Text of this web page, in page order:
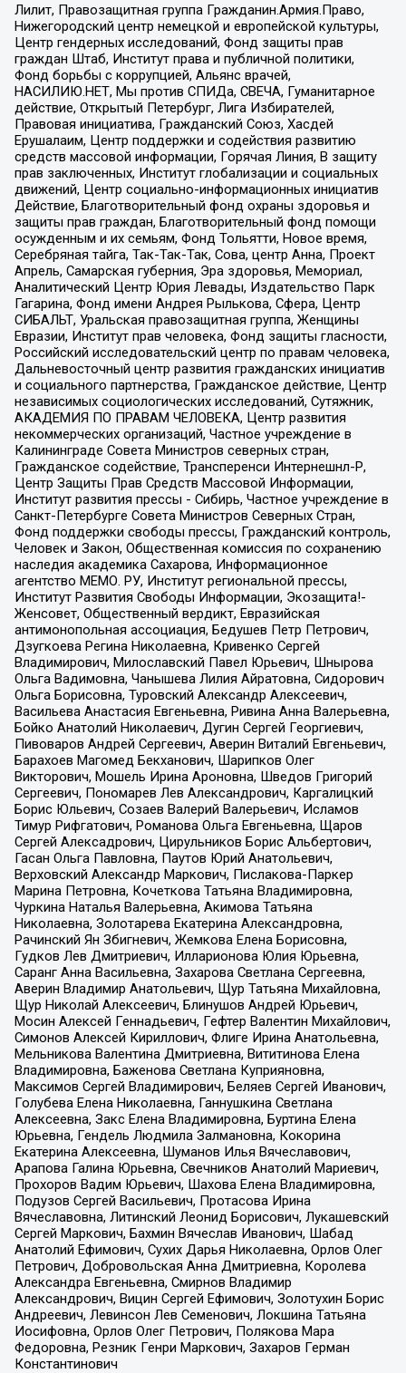
Лилит, Правозащитная группа Гражданин.Армия.Право,
Нижегородский центр немецкой и европейской культуры,
Центр гендерных исследований, Фонд защиты прав
граждан Штаб, Институт права и публичной политики,
Фонд борьбы с коррупцией, Альянс врачей,
НАСИЛИЮ.НЕТ, Мы против СПИДа, СВЕЧА, Гуманитарное
действие, Открытый Петербург, Лига Избирателей,
Правовая инициатива, Гражданский Союз, Хасдей
Ерушалаим, Центр поддержки и содействия развитию
средств массовой информации, Горячая Линия, В защиту
прав заключенных, Институт глобализации и социальных
движений, Центр социально-информационных инициатив
Действие, Благотворительный фонд охраны здоровья и
защиты прав граждан, Благотворительный фонд помощи
осужденным и их семьям, Фонд Тольятти, Новое время,
Серебряная тайга, Так-Так-Так, Сова, центр Анна, Проект
Апрель, Самарская губерния, Эра здоровья, Мемориал,
Аналитический Центр Юрия Левады, Издательство Парк
Гагарина, Фонд имени Андрея Рылькова, Сфера, Центр
СИБАЛЬТ, Уральская правозащитная группа, Женщины
Евразии, Институт прав человека, Фонд защиты гласности,
Российский исследовательский центр по правам человека,
Дальневосточный центр развития гражданских инициатив
и социального партнерства, Гражданское действие, Центр
независимых социологических исследований, Сутяжник,
АКАДЕМИЯ ПО ПРАВАМ ЧЕЛОВЕКА, Центр развития
некоммерческих организаций, Частное учреждение в
Калининграде Совета Министров северных стран,
Гражданское содействие, Трансперенси Интернешнл-Р,
Центр Защиты Прав Средств Массовой Информации,
Институт развития прессы - Сибирь, Частное учреждение в
Санкт-Петербурге Совета Министров Северных Стран,
Фонд поддержки свободы прессы, Гражданский контроль,
Человек и Закон, Общественная комиссия по сохранению
наследия академика Сахарова, Информационное
агентство МЕМО. РУ, Институт региональной прессы,
Институт Развития Свободы Информации, Экозащита!-
Женсовет, Общественный вердикт, Евразийская
антимонопольная ассоциация, Бедушев Петр Петрович,
Дзугкоева Регина Николаевна, Кривенко Сергей
Владимирович, Милославский Павел Юрьевич, Шнырова
Ольга Вадимовна, Чанышева Лилия Айратовна, Сидорович
Ольга Борисовна, Туровский Александр Алексеевич,
Васильева Анастасия Евгеньевна, Ривина Анна Валерьевна,
Бойко Анатолий Николаевич, Дугин Сергей Георгиевич,
Пивоваров Андрей Сергеевич, Аверин Виталий Евгеньевич,
Барахоев Магомед Бекханович, Шарипков Олег
Викторович, Мошель Ирина Ароновна, Шведов Григорий
Сергеевич, Пономарев Лев Александрович, Каргалицкий
Борис Юльевич, Созаев Валерий Валерьевич, Исламов
Тимур Рифгатович, Романова Ольга Евгеньевна, Щаров
Сергей Алексадрович, Цирульников Борис Альбертович,
Гасан Ольга Павловна, Паутов Юрий Анатольевич,
Верховский Александр Маркович, Пислакова-Паркер
Марина Петровна, Кочеткова Татьяна Владимировна,
Чуркина Наталья Валерьевна, Акимова Татьяна
Николаевна, Золотарева Екатерина Александровна,
Рачинский Ян Збигневич, Жемкова Елена Борисовна,
Гудков Лев Дмитриевич, Илларионова Юлия Юрьевна,
Саранг Анна Васильевна, Захарова Светлана Сергеевна,
Аверин Владимир Анатольевич, Щур Татьяна Михайловна,
Щур Николай Алексеевич, Блинушов Андрей Юрьевич,
Мосин Алексей Геннадьевич, Гефтер Валентин Михайлович,
Симонов Алексей Кириллович, Флиге Ирина Анатольевна,
Мельникова Валентина Дмитриевна, Вититинова Елена
Владимировна, Баженова Светлана Куприяновна,
Максимов Сергей Владимирович, Беляев Сергей Иванович,
Голубева Елена Николаевна, Ганнушкина Светлана
Алексеевна, Закс Елена Владимировна, Буртина Елена
Юрьевна, Гендель Людмила Залмановна, Кокорина
Екатерина Алексеевна, Шуманов Илья Вячеславович,
Арапова Галина Юрьевна, Свечников Анатолий Мариевич,
Прохоров Вадим Юрьевич, Шахова Елена Владимировна,
Подузов Сергей Васильевич, Протасова Ирина
Вячеславовна, Литинский Леонид Борисович, Лукашевский
Сергей Маркович, Бахмин Вячеслав Иванович, Шабад
Анатолий Ефимович, Сухих Дарья Николаевна, Орлов Олег
Петрович, Добровольская Анна Дмитриевна, Королева
Александра Евгеньевна, Смирнов Владимир
Александрович, Вицин Сергей Ефимович, Золотухин Борис
Андреевич, Левинсон Лев Семенович, Локшина Татьяна
Иосифовна, Орлов Олег Петрович, Полякова Мара
Федоровна, Резник Генри Маркович, Захаров Герман
Константинович